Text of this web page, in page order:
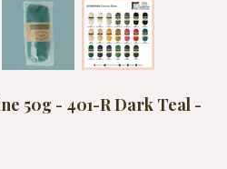
50g - 401-R Dark Teal -